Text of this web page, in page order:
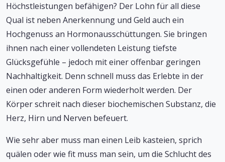
Höchstleistungen befähigen? Der Lohn für all diese
Qual ist neben Anerkennung und Geld auch ein
Hochgenuss an Hormonausschüttungen. Sie bringen
ihnen nach einer vollendeten Leistung tiefste
Glücksgefühle – jedoch mit einer offenbar geringen
Nachhaltigkeit. Denn schnell muss das Erlebte in der
einen oder anderen Form wiederholt werden. Der
Körper schreit nach dieser biochemischen Substanz, die
Herz, Hirn und Nerven befeuert.
Wie sehr aber muss man einen Leib kasteien, sprich
quälen oder wie fit muss man sein, um die Schlucht des